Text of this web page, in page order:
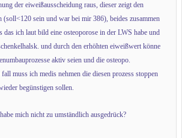
der eiweißausscheidung raus, dieser zeigt den
(soll<120 sein und war bei mir 386), beides zusammen
das ich laut bild eine osteoporose in der LWS habe und
und durch den erhöhten eiweißwert könne
aktiv seien und die osteopo.
muss ich medis nehmen die diesen prozess stoppen
begünstigen sollen.
mich nicht zu umständlich ausgedrück?